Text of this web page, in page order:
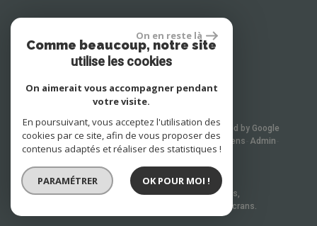
site réalisé par
© 2026 | Tous droits réservés | Traduction powered by Google
Plan du site Mentions légales Nos honoraires Liens Admin
Toutes nos annonces
Politique RGPD
Site internet compatible multi-supports,
un seul site adaptable à tous les types d'écrans.
On en reste là
Comme beaucoup, notre site
utilise les cookies
On aimerait vous accompagner pendant
votre visite.
En poursuivant, vous acceptez l'utilisation des
cookies par ce site, afin de vous proposer des
contenus adaptés et réaliser des statistiques !
PARAMÉTRER OK POUR MOI !